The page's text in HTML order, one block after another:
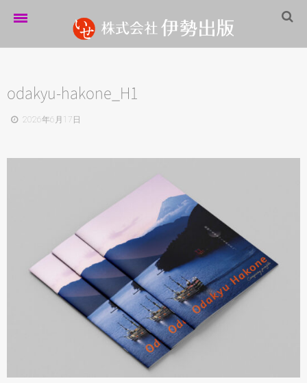
伊勢出版だより
営業案内
パートナーシップ
お問い合わせ
サイトマップ
odakyu-hakone_H1
2026年6月17日